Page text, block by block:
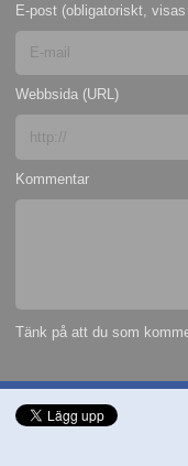
E-post (obligatoriskt,
Webbsida (URL)
Kommentar
Tänk på att du som